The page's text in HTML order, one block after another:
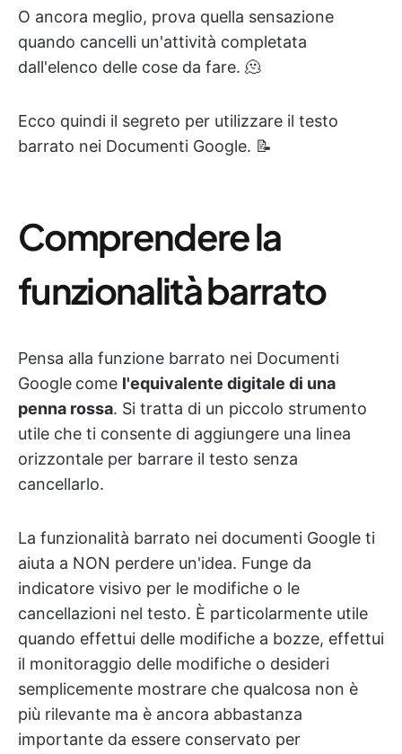
O ancora meglio, prova quella sensazione
quando cancelli un'attività completata
dall'elenco delle cose da fare. 🫠
Ecco quindi il segreto per utilizzare il testo
barrato nei Documenti Google. 📝
Comprendere la
funzionalità barrato
Pensa alla funzione barrato nei Documenti
Google come l'equivalente digitale di una
penna rossa. Si tratta di un piccolo strumento
utile che ti consente di aggiungere una linea
orizzontale per barrare il testo senza
cancellarlo.
La funzionalità barrato nei documenti Google ti
aiuta a NON perdere un'idea. Funge da
indicatore visivo per le modifiche o le
cancellazioni nel testo. È particolarmente utile
quando effettui delle modifiche a bozze, effettui
il monitoraggio delle modifiche o desideri
semplicemente mostrare che qualcosa non è
più rilevante ma è ancora abbastanza
importante da essere conservato per